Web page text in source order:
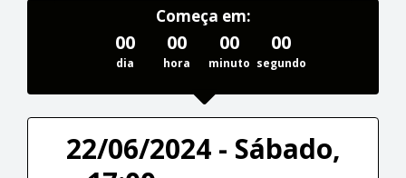
Começa em:
00
dia
00
hora
00
minuto
00
segundo
22/06/2024 - Sábado,